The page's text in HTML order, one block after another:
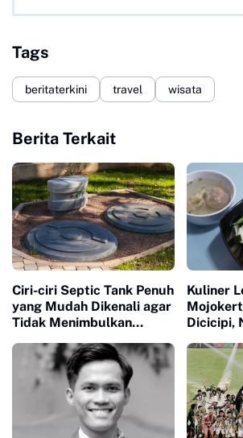
Tags
beritaterkini travel wisata
Berita Terkait
Ciri-ciri Septic Tank Penuh
yang Mudah Dikenali agar
Tidak Menimbulkan
Kuliner
Dicicipi,
Jam